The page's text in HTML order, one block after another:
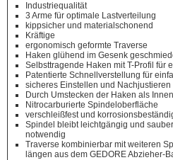
Industriequalität
3 Arme für optimale Lastverteilung
kippsicher und materialschonend
Kräftige
ergonomisch geformte Traverse
Haken glühend im Gesenk
Selbsttragende Haken mit T-Profil für
Patentierte Schnellverstellung für
sicheres Einstellen und
Durch Umstecken der Haken als
Nitrocarburierte Spindeloberfläche
verschleißfest und
Spindel bleibt leichtgängig und
notwendig
Traverse kombinierbar mit weiteren
längen aus dem GEDORE Abzieher-